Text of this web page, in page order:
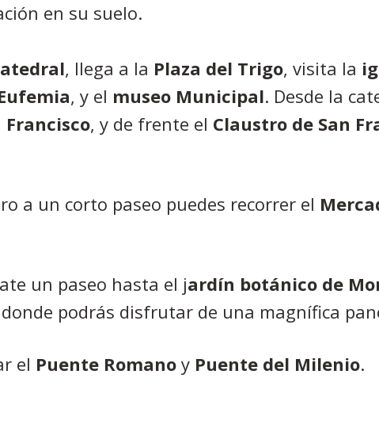
en su suelo.
, llega a la Plaza del Trigo, visita la
, y el museo Municipal. Desde la
Francisco, y de frente el Claustro de San
a un corto paseo puedes recorrer el
un paseo hasta el jardín botánico de
podrás disfrutar de una magnífica
el Puente Romano y Puente del Milenio.